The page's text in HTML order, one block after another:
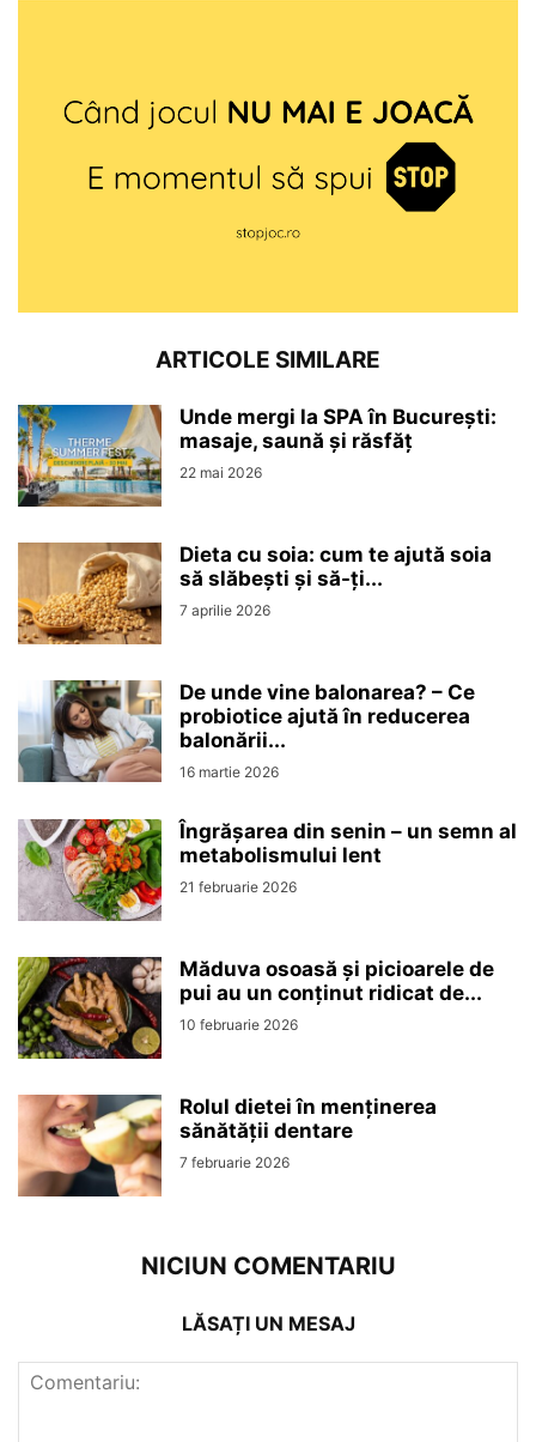
ARTICOLE SIMILARE
Unde mergi la SPA în București:
masaje, saună și răsfăț
22 mai 2026
Dieta cu soia: cum te ajută soia
să slăbești și să-ți...
7 aprilie 2026
De unde vine balonarea? – Ce
probiotice ajută în reducerea
balonării...
16 martie 2026
Îngrășarea din senin – un semn al
metabolismului lent
21 februarie 2026
Măduva osoasă și picioarele de
pui au un conținut ridicat de...
10 februarie 2026
Rolul dietei în menținerea
sănătății dentare
7 februarie 2026
NICIUN COMENTARIU
LĂSAȚI UN MESAJ